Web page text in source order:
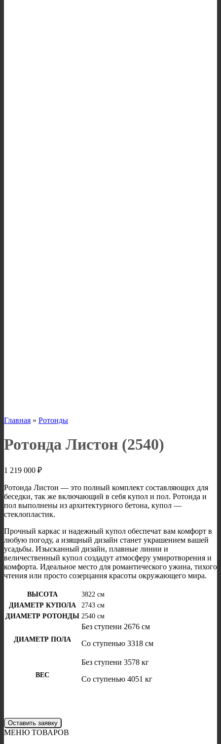
Главная » Ротонды
Ротонда Листон (2540)
1 219 000 ₽
Ротонда Листон — это полный комплект составляющих для
беседки, так же включающий в себя купол и пол. Ротонда и
пол выполнены из архитектурного бетона, купол —
стеклопластик.
Прочный каркас и надежный купол обеспечат вам комфорт в
любую погоду, а изящный дизайн станет украшением вашей
усадьбы. Изысканный дизайн, плавные линии и
величественный купол создадут атмосферу умиротворения и
комфорта. Идеальное место для романтического ужина, тихого
чтения или просто созерцания красоты окружающего мира.
ВЫСОТА
3822 см
ДИАМЕТР КУПОЛА
2743 см
ДИАМЕТР РОТОНДЫ 2540 см
ДИАМЕТР ПОЛА
Без ступени 2676 см
Со ступенью 3318 см
ВЕС
Без ступени 3578 кг
Со ступенью 4051 кг
Оставить заявку
МЕНЮ ТОВАРОВ